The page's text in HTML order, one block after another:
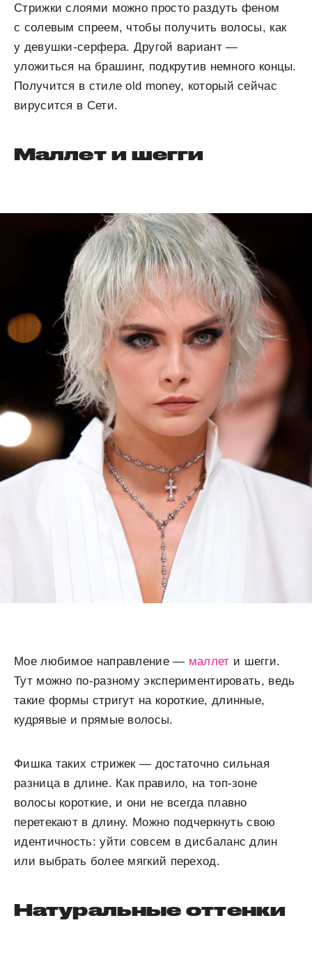
Стрижки слоями можно просто раздуть феном
с солевым спреем, чтобы получить волосы, как
у девушки-серфера. Другой вариант —
уложиться на брашинг, подкрутив немного концы.
Получится в стиле old money, который сейчас
вирусится в Сети.
Маллет и шегги
Мое любимое направление — маллет и шегги.
Тут можно по-разному экспериментировать, ведь
такие формы стригут на короткие, длинные,
кудрявые и прямые волосы.
Фишка таких стрижек — достаточно сильная
разница в длине. Как правило, на топ-зоне
волосы короткие, и они не всегда плавно
перетекают в длину. Можно подчеркнуть свою
идентичность: уйти совсем в дисбаланс длин
или выбрать более мягкий переход.
Натуральные оттенки